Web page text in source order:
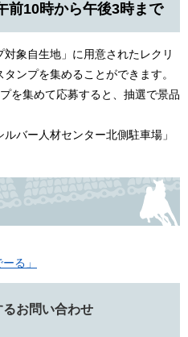
10時から午後3時まで
象自生地」に用意されたレクリ
ンプを集めることができます。
を集めて応募すると、抽選で景品
バー人材センター北側駐車場」
る」
お問い合わせ